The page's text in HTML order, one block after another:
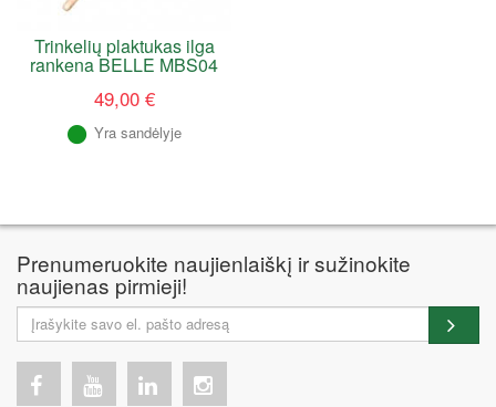
Trinkelių plaktukas ilga
rankena BELLE MBS04
49,00 €
Yra sandėlyje
Prenumeruokite naujienlaiškį ir sužinokite
naujienas pirmieji!